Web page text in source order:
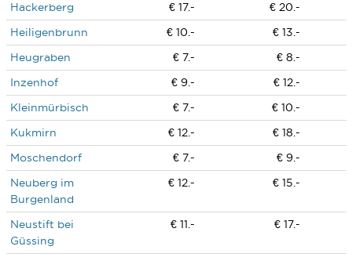
Hackerberg
€ 17.-
€ 20.-
Heiligenbrunn
€ 10.-
€ 13.-
Heugraben
€ 7.-
€ 8.-
Inzenhof
€ 9.-
€ 12.-
Kleinmürbisch
€ 7.-
€ 10.-
Kukmirn
€ 12.-
€ 18.-
Moschendorf
€ 7.-
€ 9.-
Neuberg im
Burgenland
€ 12.- € 15.-
Neustift bei
Güssing
€ 11.- € 17.-